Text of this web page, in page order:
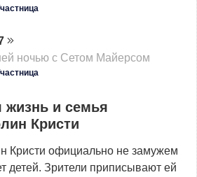
ночью с Сетом Майерсом
жизнь и семья
Кристи
Кристи официально не замужем
детей. Зрители приписывают ей